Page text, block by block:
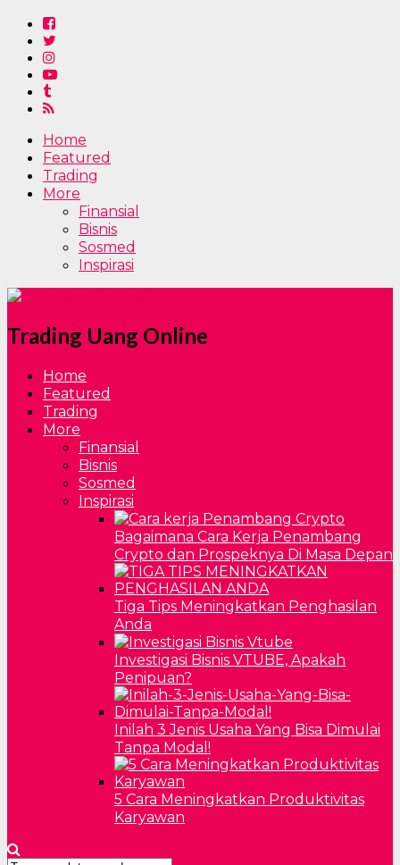
Home
Featured
Trading
More
Finansial
Bisnis
Sosmed
Inspirasi
Trading Uang Online
Home
Featured
Trading
More
Finansial
Bisnis
Sosmed
Inspirasi
Bagaimana Cara Kerja Penambang
Crypto dan Prospeknya Di Masa Depan
Tiga Tips Meningkatkan Penghasilan
Anda
Investigasi Bisnis VTUBE, Apakah
Penipuan?
Inilah 3 Jenis Usaha Yang Bisa Dimulai
Tanpa Modal!
5 Cara Meningkatkan Produktivitas
Karyawan